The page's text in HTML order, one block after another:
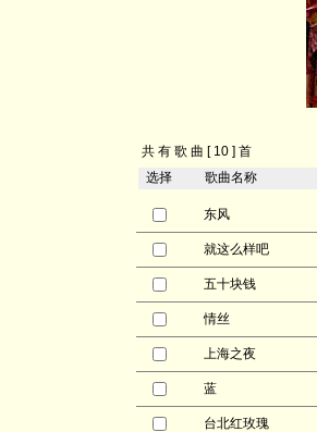
共 有 歌 曲 [ 10 ] 首
选择
歌曲名称
东风
就这么样吧
五十块钱
情丝
上海之夜
蓝
台北红玫瑰